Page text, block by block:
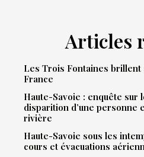
Articles
Les Trois Fontaines brillent
France
Haute-Savoie : enquête sur
disparition d’une personne
rivière
Haute-Savoie sous les
cours et évacuations